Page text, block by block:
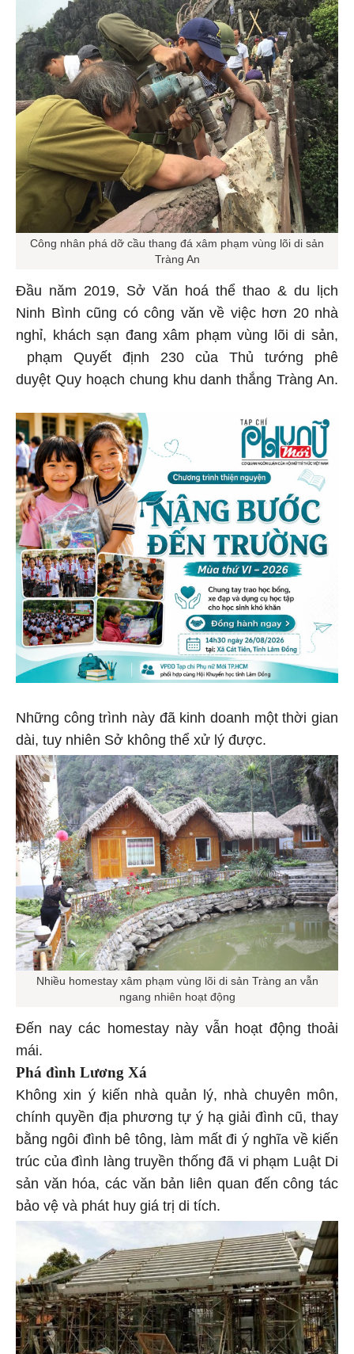
Công nhân phá dỡ cầu thang đá xâm phạm vùng lõi di sản
Tràng An
Đầu năm 2019, Sở Văn hoá thể thao & du lịch
Ninh Bình cũng có công văn về việc hơn 20 nhà
nghỉ, khách sạn đang xâm phạm vùng lõi di sản,
phạm Quyết định 230 của Thủ tướng phê
duyệt Quy hoạch chung khu danh thắng Tràng An.
Những công trình này đã kinh doanh một thời gian
dài, tuy nhiên Sở không thể xử lý được.
Nhiều homestay xâm phạm vùng lõi di sản Tràng an vẫn
ngang nhiên hoạt động
Đến nay các homestay này vẫn hoạt động thoải
mái.
Phá đình Lương Xá
Không xin ý kiến nhà quản lý, nhà chuyên môn,
chính quyền địa phương tự ý hạ giải đình cũ, thay
bằng ngôi đình bê tông, làm mất đi ý nghĩa về kiến
trúc của đình làng truyền thống đã vi phạm Luật Di
sản văn hóa, các văn bản liên quan đến công tác
bảo vệ và phát huy giá trị di tích.